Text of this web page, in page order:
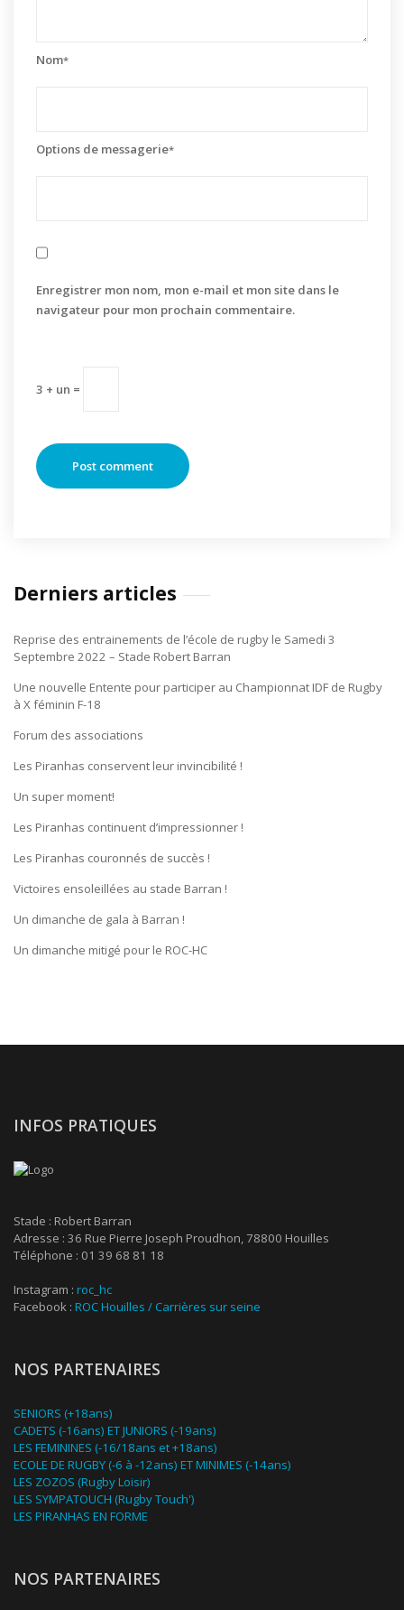
Nom*
Options de messagerie*
Enregistrer mon nom, mon e-mail et mon site dans le
navigateur pour mon prochain commentaire.
3 + un =
Derniers articles
Reprise des entrainements de l’école de rugby le Samedi 3
Septembre 2022 – Stade Robert Barran
Une nouvelle Entente pour participer au Championnat IDF de Rugby
à X féminin F-18
Forum des associations
Les Piranhas conservent leur invincibilité !
Un super moment!
Les Piranhas continuent d’impressionner !
Les Piranhas couronnés de succès !
Victoires ensoleillées au stade Barran !
Un dimanche de gala à Barran !
Un dimanche mitigé pour le ROC-HC
INFOS PRATIQUES
Stade : Robert Barran
Adresse : 36 Rue Pierre Joseph Proudhon, 78800 Houilles
Téléphone : 01 39 68 81 18
Instagram : roc_hc
Facebook : ROC Houilles / Carrières sur seine
NOS PARTENAIRES
SENIORS (+18ans)
CADETS (-16ans) ET JUNIORS (-19ans)
LES FEMININES (-16/18ans et +18ans)
ECOLE DE RUGBY (-6 à -12ans) ET MINIMES (-14ans)
LES ZOZOS (Rugby Loisir)
LES SYMPATOUCH (Rugby Touch')
LES PIRANHAS EN FORME
NOS PARTENAIRES